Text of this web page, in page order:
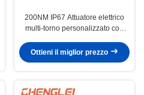
200NM IP67 Attuatore elettrico
multi-torno personalizzato con
Ottieni il miglior prezzo